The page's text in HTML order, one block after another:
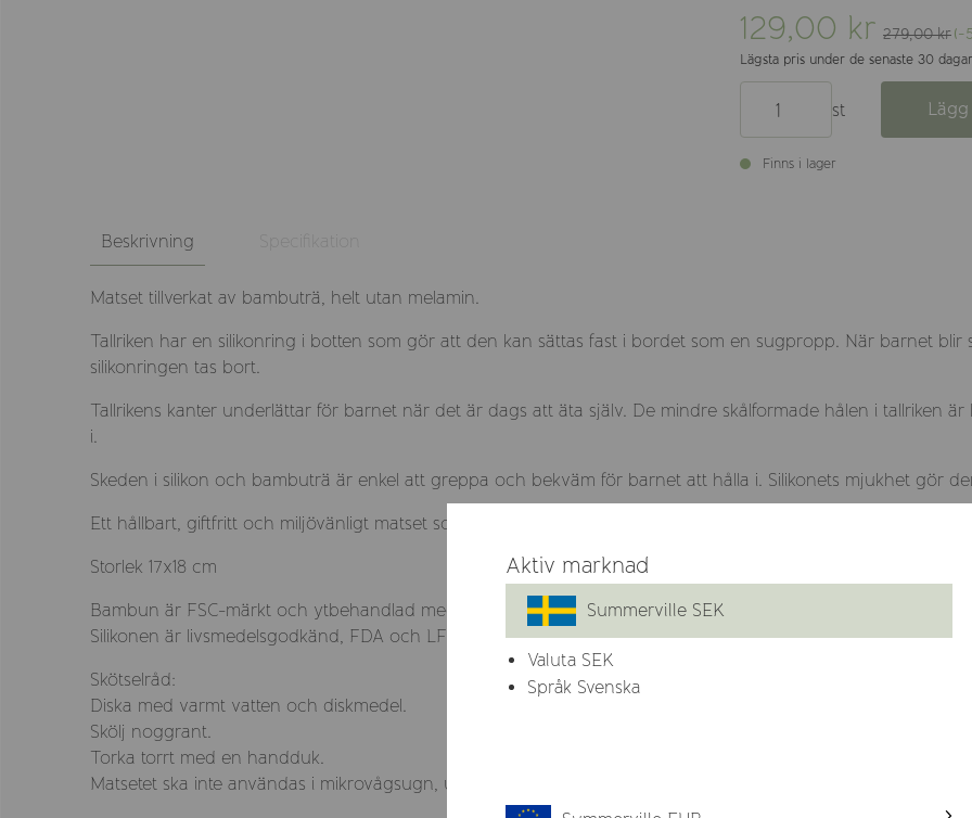
129,00 kr 279,00 kr(-
Lägsta pris under de senaste 30
st
Finns i lager
Beskrivning Specifikation
Matset tillverkat av bambuträ, helt utan melamin.
Tallriken har en silikonring i botten som gör att den kan sättas fast i bordet som en sugpropp. När barnet
silikonringen tas bort.
Tallrikens kanter underlättar för barnet när det är dags att äta själv. De mindre skålformade hålen i tallriken
i.
Skeden i silikon och bambuträ är enkel att greppa och bekväm för barnet att hålla i. Silikonets mjukhet gör
Ett hållbart, giftfritt och miljövänligt matset som är fritt från BPA, BPS, PVC, bly, ftalater och melamin.
Storlek 17x18 cm
Bambun är FSC-märkt och ytbehandlad med livsmedelsgodkänd beläggning för att stå emot fukt och inte
Silikonen är livsmedelsgodkänd, FDA och LFGB, och helt fri från plast, BPA, PVC och phtalater.
Skötselråd:
Diska med varmt vatten och diskmedel.
Skölj noggrant.
Torka torrt med en handduk.
Matsetet ska inte användas i mikrovågsugn, ugn, diskmaskin eller i frysen.
Aktiv marknad
Summerville SEK
Valuta SEK
Språk Svenska